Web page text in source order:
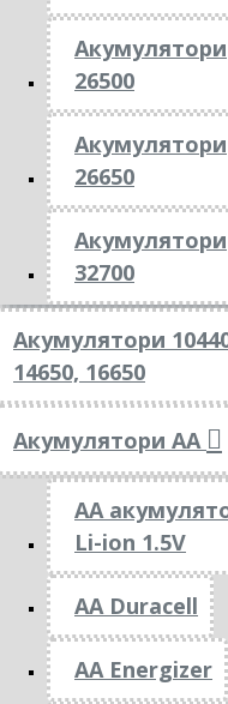
Акумулятори
26500
Акумулятори
26650
Акумулятори
32700
Акумулятори
14650, 16650
Акумулятори АА
AA
Li-ion 1.5V
AA Duracell
AA Energizer